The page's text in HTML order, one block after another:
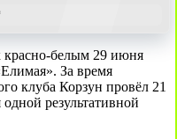
красно-белым 29 июня
За время
клуба Корзун провёл 21
результативной